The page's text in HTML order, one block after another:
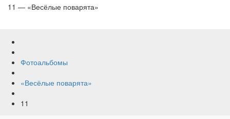
11 — «Весёлые поварята»
Фотоальбомы
«Весёлые поварята»
11